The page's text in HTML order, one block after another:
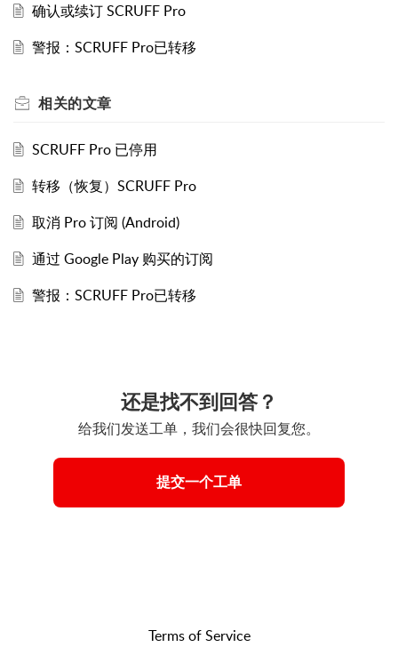
确认或续订 SCRUFF Pro
警报：SCRUFF Pro已转移
相关的文章
SCRUFF Pro 已停用
转移（恢复）SCRUFF Pro
取消 Pro 订阅 (Android)
通过 Google Play 购买的订阅
警报：SCRUFF Pro已转移
还是找不到回答？
给我们发送工单，我们会很快回复您。
提交一个工单
Terms of Service